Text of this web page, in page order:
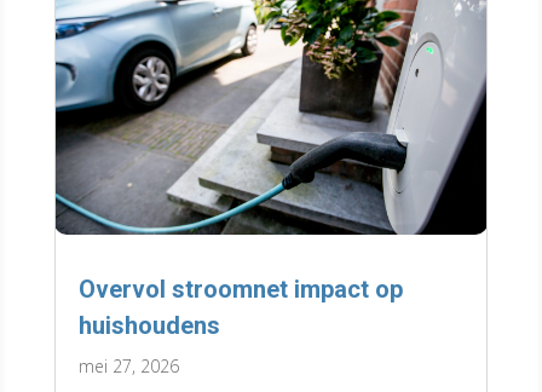
Overvol stroomnet impact op
huishoudens
mei 27, 2026